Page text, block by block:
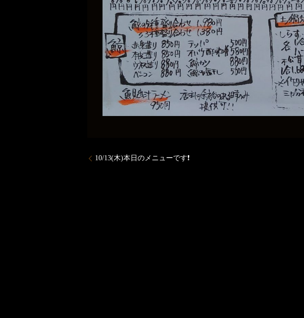
10/13(木)本日のメニューです❗